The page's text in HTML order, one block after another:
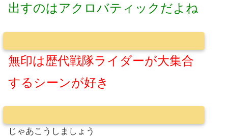
出すのはアクロバティックだよね
無印は歴代戦隊ライダーが大集合
するシーンが好き
じゃあこうしましょう